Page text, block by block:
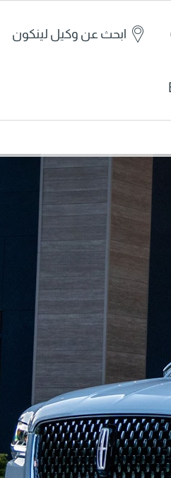
ابحث عن وكيل لينكون